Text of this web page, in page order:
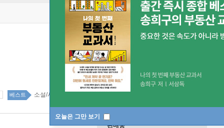
오늘은 그만 보기
베스트 소설/시/희곡 100위
판매중